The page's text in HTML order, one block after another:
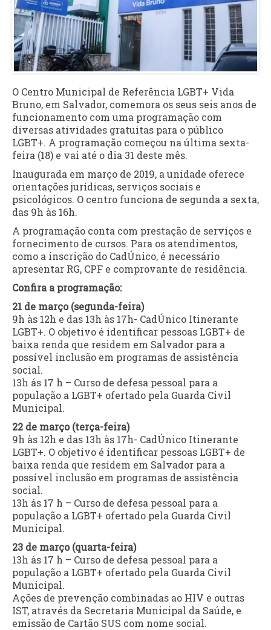
O Centro Municipal de Referência LGBT+ Vida
Bruno, em Salvador, comemora os seus seis anos de
funcionamento com uma programação com
diversas atividades gratuitas para o público
LGBT+. A programação começou na última sexta-
feira (18) e vai até o dia 31 deste mês.
Inaugurada em março de 2019, a unidade oferece
orientações jurídicas, serviços sociais e
psicológicos. O centro funciona de segunda a sexta,
das 9h às 16h.
A programação conta com prestação de serviços e
fornecimento de cursos. Para os atendimentos,
como a inscrição do CadÚnico, é necessário
apresentar RG, CPF e comprovante de residência.
Confira a programação:
21 de março (segunda-feira)
9h às 12h e das 13h às 17h- CadÚnico Itinerante
LGBT+. O objetivo é identificar pessoas LGBT+ de
baixa renda que residem em Salvador para a
possível inclusão em programas de assistência
social.
13h ás 17 h – Curso de defesa pessoal para a
população a LGBT+ ofertado pela Guarda Civil
Municipal.
22 de março (terça-feira)
9h às 12h e das 13h às 17h- CadÚnico Itinerante
LGBT+. O objetivo é identificar pessoas LGBT+ de
baixa renda que residem em Salvador para a
possível inclusão em programas de assistência
social.
13h ás 17 h – Curso de defesa pessoal para a
população a LGBT+ ofertado pela Guarda Civil
Municipal.
23 de março (quarta-feira)
13h ás 17 h – Curso de defesa pessoal para a
população a LGBT+ ofertado pela Guarda Civil
Municipal.
Ações de prevenção combinadas ao HIV e outras
IST, através da Secretaria Municipal da Saúde, e
emissão de Cartão SUS com nome social.